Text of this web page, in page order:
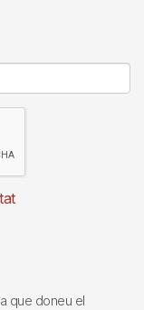
que doneu el